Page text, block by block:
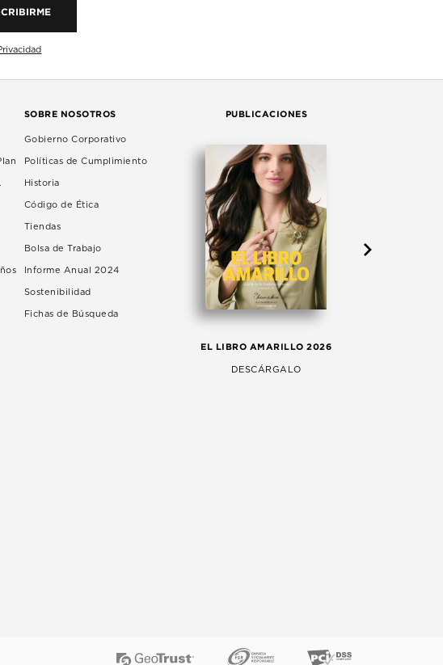
SOBRE NOSOTROS
Gobierno Corporativo
Políticas de Cumplimiento
Historia
Código de Ética
Tiendas
Bolsa de Trabajo
Informe Anual 2024
Sostenibilidad
Fichas de Búsqueda
PUBLICACIONES
EL LIBRO AMARILLO 2026
DESCÁRGALO